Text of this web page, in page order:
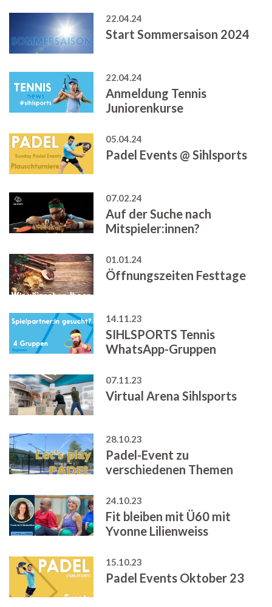
22.04.24
Start Sommersaison 2024
22.04.24
Anmeldung Tennis
Juniorenkurse
05.04.24
Padel Events @ Sihlsports
07.02.24
Auf der Suche nach
Mitspieler:innen?
01.01.24
Öffnungszeiten Festtage
14.11.23
SIHLSPORTS Tennis
WhatsApp-Gruppen
07.11.23
Virtual Arena Sihlsports
28.10.23
Padel-Event zu
verschiedenen Themen
24.10.23
Fit bleiben mit Ü60 mit
Yvonne Lilienweiss
15.10.23
Padel Events Oktober 23